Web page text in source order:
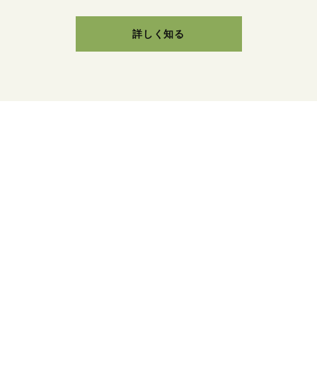
詳しく知る